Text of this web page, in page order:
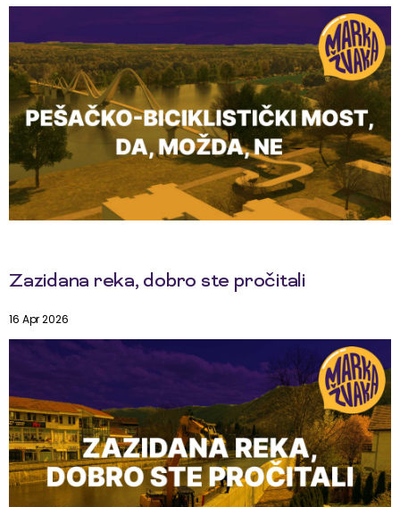
Zazidana reka, dobro ste pročitali
16 Apr 2026